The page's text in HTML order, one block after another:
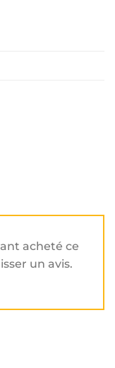
acheté ce
un avis.